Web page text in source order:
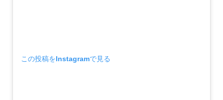
この投稿をInstagramで見る